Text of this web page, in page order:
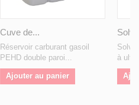
Cuve de...
Réservoir carburant gasoil
PEHD double paroi...
Ajouter au panier
à